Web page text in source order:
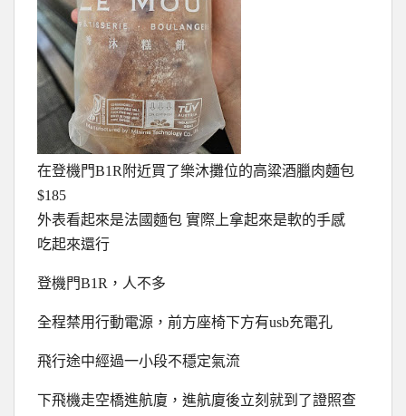
在登機門B1R附近買了樂沐攤位的高粱酒臘肉麵包
$185
外表看起來是法國麵包 實際上拿起來是軟的手感
吃起來還行
登機門B1R，人不多
全程禁用行動電源，前方座椅下方有usb充電孔
飛行途中經過一小段不穩定氣流
下飛機走空橋進航廈，進航廈後立刻就到了證照查